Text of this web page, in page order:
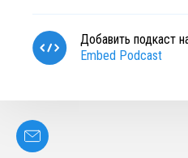
Добавить подкаст
Embed Podcast